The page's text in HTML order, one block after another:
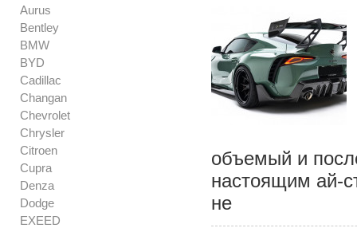
Aurus
Bentley
BMW
BYD
Cadillac
Changan
Chevrolet
Chrysler
Citroen
Cupra
Denza
Dodge
EXEED
объемый и
настоящим ай-
не